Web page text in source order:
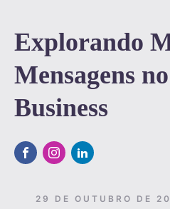
Explorando
Mensagens
Business
29 DE OUTUBRO DE